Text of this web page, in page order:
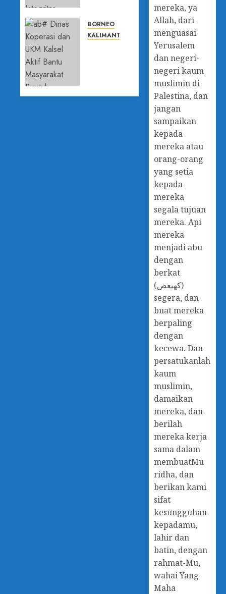
Pelatihan
Integritas,
BORNEO
KALIMANTAN SELATAN
mereka, ya
Allah, dari
menguasai
Yerusalem
dan negeri-
negeri kaum
muslimin di
Palestina, dan
jangan
sampaikan
kepada
mereka atau
orang-orang
yang setia
kepada
mereka
segala tujuan
mereka. Api
mereka
menjadi abu
dengan
berkat
(كهيعص)
segera, dan
buat mereka
berpaling
dengan
kecewa. Dan
persatukanlah
kaum
muslimin,
damaikan
mereka, dan
berilah
mereka kerja
sama dalam
membuatMu
ridha, dan
berikan kami
sifat
kesungguhan
kepadamu,
lahir dan
batin, dengan
rahmat-Mu,
wahai Yang
Maha